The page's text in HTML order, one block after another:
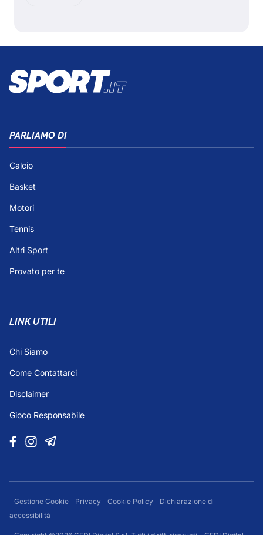
PARLIAMO DI
Calcio
Basket
Motori
Tennis
Altri Sport
Provato per te
LINK UTILI
Chi Siamo
Come Contattarci
Disclaimer
Gioco Responsabile
Gestione Cookie Privacy Cookie Policy
Dichiarazione di
accessibilità